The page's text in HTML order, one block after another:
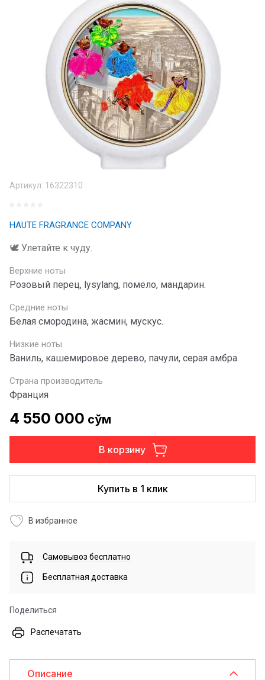
Артикул: 16322310
HAUTE FRAGRANCE COMPANY
🕊️ Улетайте к чуду.
Верхние ноты
Розовый перец, lysylang, помело, мандарин.
Средние ноты
Белая смородина, жасмин, мускус.
Низкие ноты
Ваниль, кашемировое дерево, пачули, серая амбра.
Страна производитель
Франция
4 550 000 сўм
В корзину
Купить в 1 клик
В избранное
Самовывоз бесплатно
Бесплатная доставка
Поделиться
Распечатать
Описание